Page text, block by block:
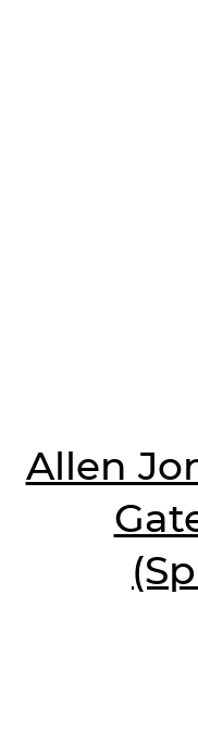
Allen